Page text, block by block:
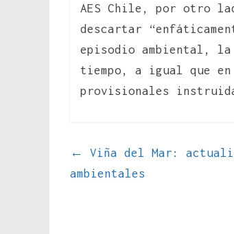
AES Chile, por otro
descartar
episodio ambiental, la
tiempo, a igual que en
provisionales
←
Viña del Mar:
ambientales